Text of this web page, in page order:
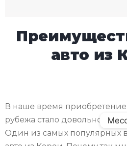
авто из
В наше время приобретение
рубежа стало довольно
Один из самых популярных